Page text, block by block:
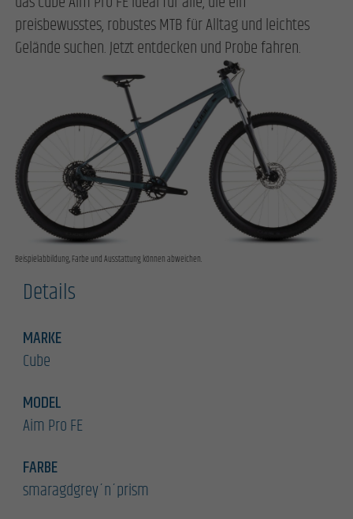
preisbewusstes, robustes MTB für Alltag und leichtes
Gelände suchen. Jetzt entdecken und Probe fahren.
Beispielabbildung, Farbe und Ausstattung können abweichen.
Details
MARKE
Cube
MODEL
Aim Pro FE
FARBE
smaragdgrey´n´prism